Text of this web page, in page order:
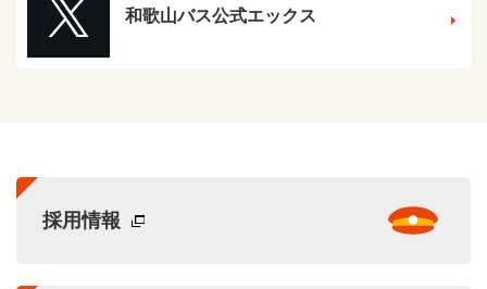
和歌山バス公式エックス
採用情報